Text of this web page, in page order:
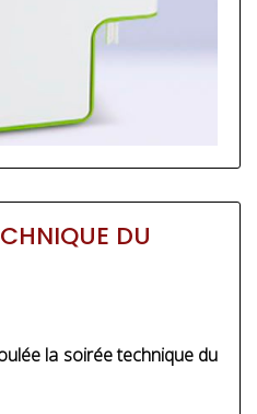
DU
la soirée technique du